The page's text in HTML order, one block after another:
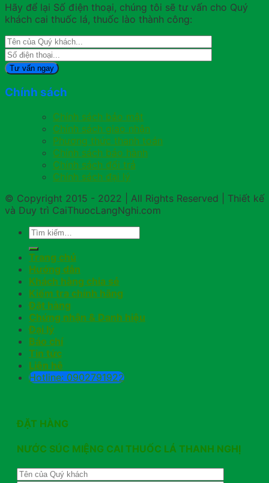
Hãy để lại Số điện thoại, chúng tôi sẽ tư vấn cho Quý
khách cai thuốc lá, thuốc lào thành công:
Chính sách
Chính sách bảo mật
Chính sách giao nhận
Phương thức thanh toán
Chính sách bảo hành
Chính sách đổi trả
Chính sách đại lý
© Copyright 2015 - 2022 | All Rights Reserved | Thiết kế
và Duy trì CaiThuocLangNghi.com
Trang chủ
Hướng dẫn
Khách hàng chia sẻ
Kiểm tra chính hãng
Đặt hàng
Chứng nhận & Danh hiệu
Đại lý
Báo chí
Tin tức
Liên hệ
Hotline: 0902791922
ĐẶT HÀNG
NƯỚC SÚC MIỆNG CAI THUỐC LÁ THANH NGHỊ